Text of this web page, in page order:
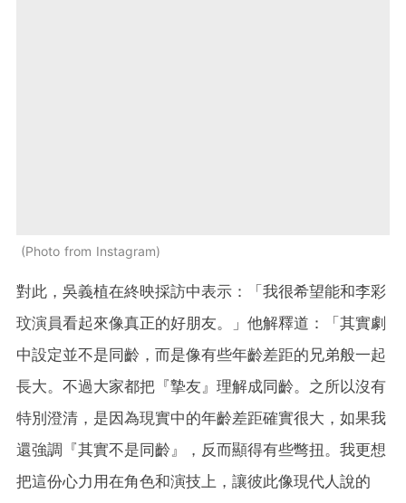
Photo from Instagram
對此，吳義植在終映採訪中表示：「我很希望能和李彩
玟演員看起來像真正的好朋友。」他解釋道：「其實劇
中設定並不是同齡，而是像有些年齡差距的兄弟般一起
長大。不過大家都把『摯友』理解成同齡。之所以沒有
特別澄清，是因為現實中的年齡差距確實很大，如果我
還強調『其實不是同齡』，反而顯得有些彆扭。我更想
把這份心力用在角色和演技上，讓彼此像現代人說的